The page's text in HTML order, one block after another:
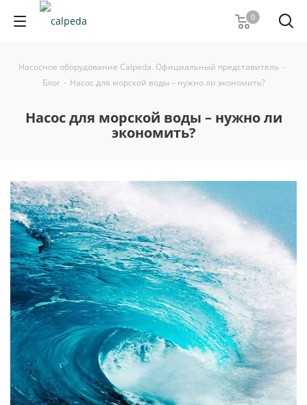
0
Насосное оборудование Calpeda. Официальный представитель -
Блог - Насос для морской воды – нужно ли экономить?
Насос для морской воды – нужно ли
экономить?